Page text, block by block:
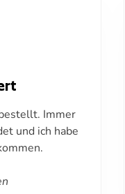
Immer
und ich habe